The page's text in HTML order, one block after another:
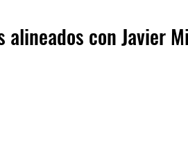
alineados con Javier